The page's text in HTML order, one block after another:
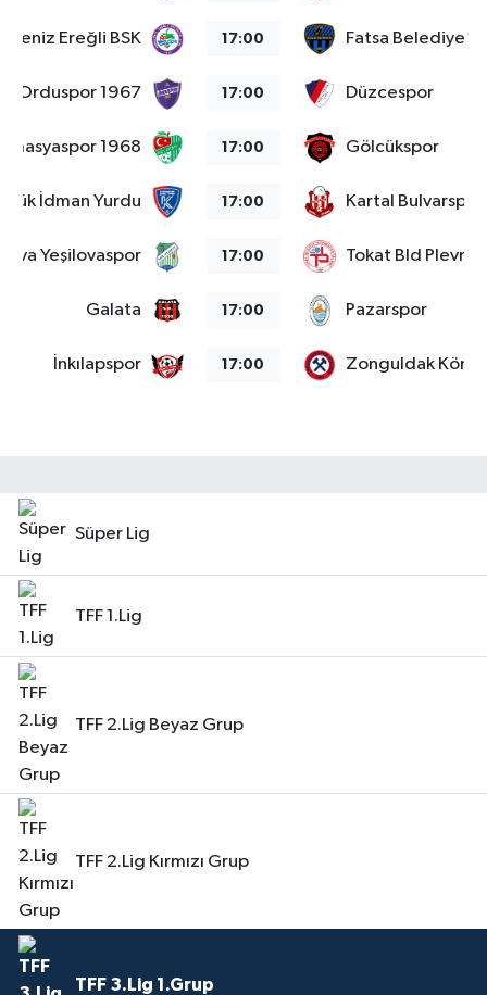
Ereğli BSK 17:00 Fatsa
Orduspor 1967 17:00 Düzcespor
1968 17:00 Gölcükspor
İdman Yurdu 17:00 Kartal Bulvarspor
Yeşilovaspor 17:00 Tokat Bld
Galata 17:00 Pazarspor
İnkılapspor 17:00 Zonguldak
Süper Lig
TFF 1.Lig
TFF 2.Lig Beyaz Grup
TFF 2.Lig Kırmızı Grup
TFF 3.Lig 1.Grup